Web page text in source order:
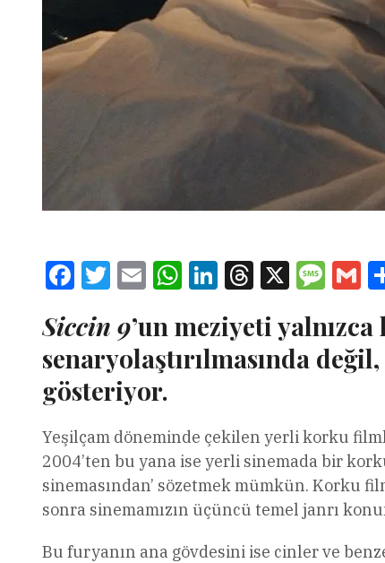
FacebookTwitterEmail WhatsAppLinkedInThreads
X
Siccin 9’un meziyeti
senaryolaştırılmasında
gösteriyor.
Yeşilçam döneminde çekilen yerli korku
2004’ten bu yana ise yerli sinemada bir
sinemasından’ sözetmek mümkün.
sonra sinemamızın üçüncü temel janrı
Bu furyanın ana gövdesini ise cinler ve